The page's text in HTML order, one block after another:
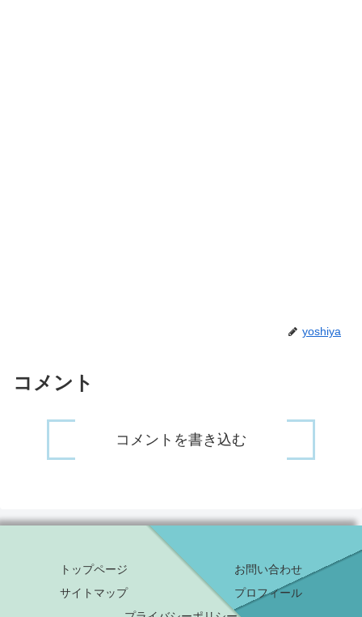
yoshiya
コメント
コメントを書き込む
トップページ
お問い合わせ
サイトマップ
プロフィール